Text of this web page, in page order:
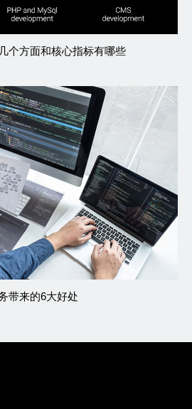
个方面和核心指标有哪些
带来的6大好处